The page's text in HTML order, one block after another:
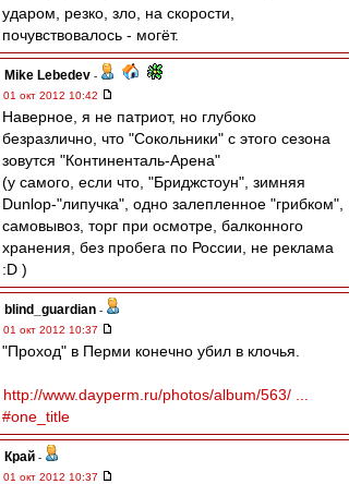
ударом, резко, зло, на скорости,
почувствовалось - могёт.
Mike Lebedev -
01 окт 2012 10:42
Наверное, я не патриот, но глубоко
безразлично, что "Сокольники" с этого сезона
зовутся "Континенталь-Арена"
(у самого, если что, "Бриджстоун", зимняя
Dunlop-"липучка", одно залепленное "грибком",
самовывоз, торг при осмотре, балконного
хранения, без пробега по России, не реклама
:D )
blind_guardian -
01 окт 2012 10:37
"Проход" в Перми конечно убил в клочья.
http://www.dayperm.ru/photos/album/563/ ...
#one_title
Край -
01 окт 2012 10:37